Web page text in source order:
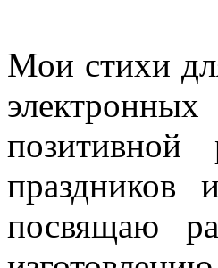
Мои стихи
праздников
посвящаю